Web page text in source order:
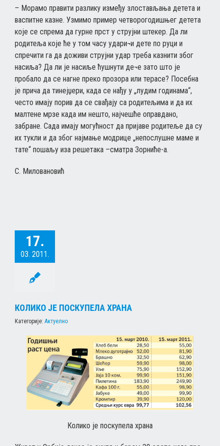
– Морамо правити разлику између злостављања детета и
васпитне казне. Узмимо пример четворогодишњег детета
које се спрема да гурне прст у струјни штекер. Да ли
родитеља које ће у том часу удари¬и дете по руци и
спречити га да доживи струјни удар треба казнити због
насиља? Да ли је насиље ћушнути де¬е зато што је
пробало да се нагне преко прозора или терасе? Посебна
је прича да тинејџери, када се нађу у „лудим годинама“,
често имају порив да се свађају са родитељима и да их
малтене мрзе када им нешто, најчешће оправдано,
забране. Сада имају могућност да пријаве родитеље да су
их тукли и да због најмање модрице „непослушне маме и
тате“ пошаљу иза решетака –сматра Зорниће-а.
С. Миловановић
17.
03. 2011.
КОЛИКО ЈЕ ПОСКУПЕЛА ХРАНА
Категорије: Актуелно
Колико је поскупела храна